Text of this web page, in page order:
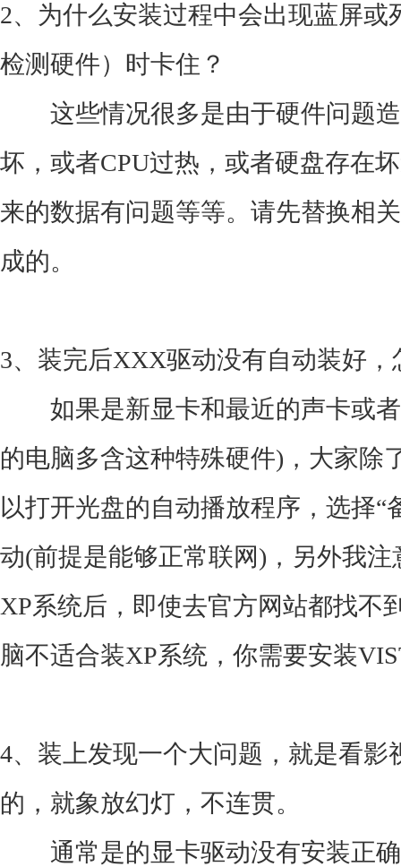
2、为什么安装过程中会出现蓝屏
检测硬件）时卡住？
这些情况很多是由于硬件问题造
坏，或者CPU过热，或者硬盘存在
来的数据有问题等等。请先替换相
成的。
3、装完后XXX驱动没有自动装好，
如果是新显卡和最近的声卡或者
的电脑多含这种特殊硬件)，大家除
以打开光盘的自动播放程序，选择“
动(前提是能够正常联网)，另外我
XP系统后，即使去官方网站都找不
脑不适合装XP系统，你需要安装
4、装上发现一个大问题，就是看影
的，就象放幻灯，不连贯。
通常是的显卡驱动没有安装正确